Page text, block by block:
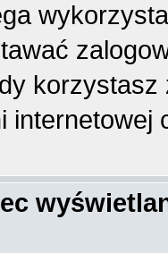
internetowej